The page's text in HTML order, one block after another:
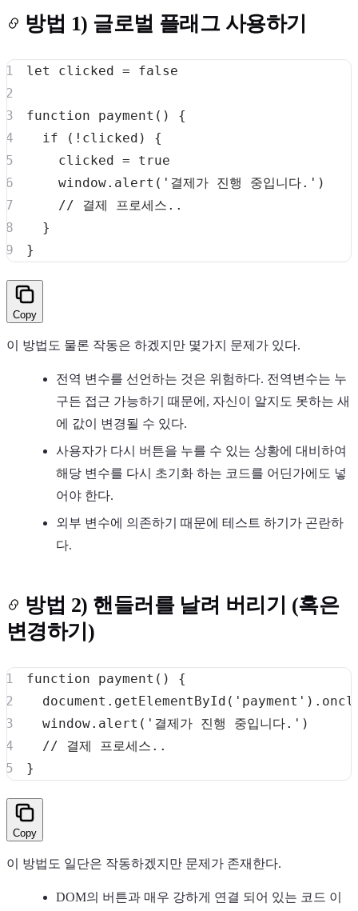
방법 1) 글로벌 플래그 사용하기
let clicked = false
function payment ( )
{
if
( ! clicked )
{
    clicked
=
true
window. alert ( '결제가 진행 중입니다.' )
// 결제 프로세스..
}
}
Copy
이 방법도 물론 작동은 하겠지만 몇가지 문제가 있다.
전역 변수를 선언하는 것은 위험하다. 전역변수는 누
구든 접근 가능하기 때문에, 자신이 알지도 못하는 새
에 값이 변경될 수 있다.
사용자가 다시 버튼을 누를 수 있는 상황에 대비하여
해당 변수를 다시 초기화 하는 코드를 어딘가에도 넣
어야 한다.
외부 변수에 의존하기 때문에 테스트 하기가 곤란하
다.
방법 2) 핸들러를 날려 버리기 (혹은
변경하기)
function payment ( )
{
document . getElementById ( 'payment' ) .
window. alert ( '결제가 진행 중입니다.' )
// 결제 프로세스..
}
Copy
이 방법도 일단은 작동하겠지만 문제가 존재한다.
DOM의 버튼과 매우 강하게 연결 되어 있는 코드 이